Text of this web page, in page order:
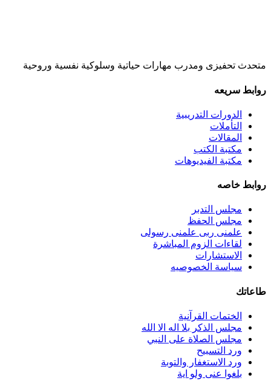
متحدث تحفيزى ومدرب مهارات حياتية وسلوكية نفسية وروحية
روابط سريعه
الدورات التدريبية
التأملات
المقالات
مكتبة الكتب
مكتبة الفيديوهات
روابط خاصه
مجلس التدبر
مجلس الحفظ
علمنى ربى علمنى رسولى
لقاءات الزوم المباشرة
الاستشارات
سياسة الخصوصيه
طاعاتك
الختمات القرآنية
مجلس الذكر بلا اله الا الله
مجلس الصلاة على النبي
ورد التسبيح
ورد الاستغفار والتوبة
بلغوا عنى ولو اية